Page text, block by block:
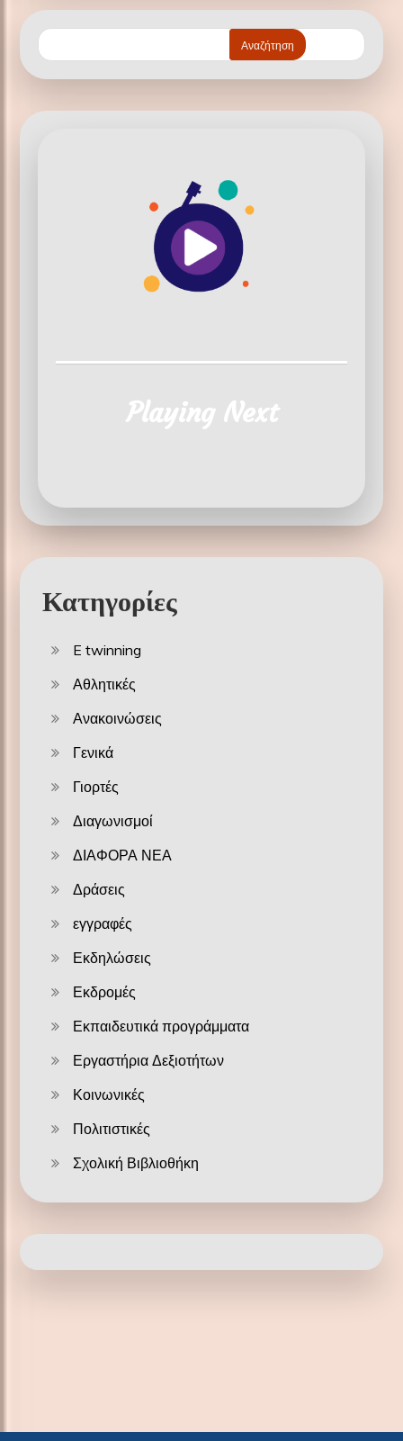
Αναζήτηση
Playing Next
Κατηγορίες
E twinning
Αθλητικές
Ανακοινώσεις
Γενικά
Γιορτές
Διαγωνισμοί
ΔΙΑΦΟΡΑ ΝΕΑ
Δράσεις
εγγραφές
Εκδηλώσεις
Εκδρομές
Εκπαιδευτικά προγράμματα
Εργαστήρια Δεξιοτήτων
Κοινωνικές
Πολιτιστικές
Σχολική Βιβλιοθήκη